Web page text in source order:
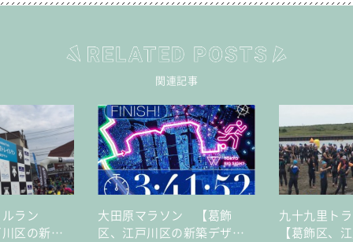
関連記事
ルラン
区の新築
大田原マラソン 【葛飾
区、江戸川区の新築デザイ
九十九里ト
【葛飾区、